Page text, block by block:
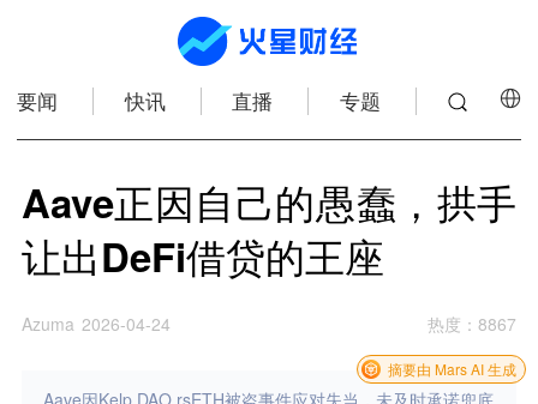
要闻 快讯 直播 专题
Aave正因自己的愚蠢，拱手
让出DeFi借贷的王座
Azuma 2026-04-24 热度 ：8867
Aave因Kelp DAO rsETH被盗事件应对失当，未及时承诺兜底
摘要由 Mars AI 生成